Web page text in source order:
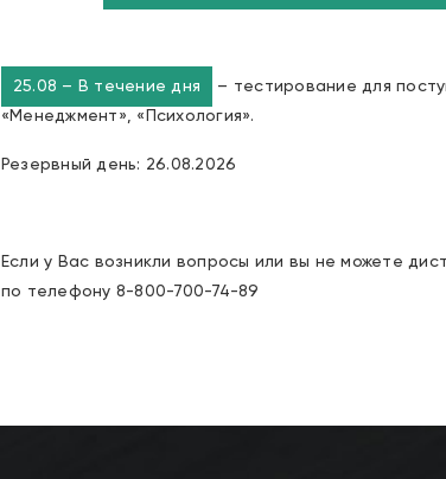
25.08 – В течение дня
– тестирование для
«Менеджмент», «Психология».
Резервный день: 26.08.2026
Если у Вас возникли вопросы или вы не можете
по телефону 8-800-700-74-89